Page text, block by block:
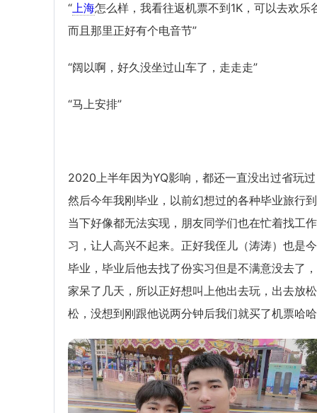
“上海怎么样，我看往返机票不到1K，可以去欢乐
而且那里正好有个电音节”
“阔以啊，好久没坐过山车了，走走走”
“马上安排”
2020上半年因为YQ影响，都还一直没出过省玩
然后今年我刚毕业，以前幻想过的各种毕业旅行
当下好像都无法实现，朋友同学们也在忙着找工
习，让人高兴不起来。正好我侄儿（涛涛）也是
毕业，毕业后他去找了份实习但是不满意没去了
家呆了几天，所以正好想叫上他出去玩，出去放
松，没想到刚跟他说两分钟后我们就买了机票哈